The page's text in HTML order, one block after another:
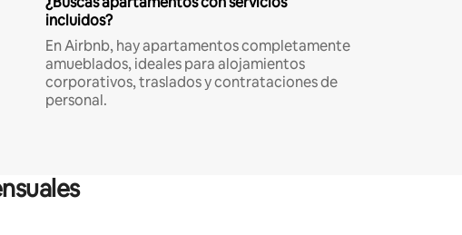
incluidos?
En Airbnb, hay apartamentos completamente
amueblados, ideales para alojamientos
corporativos, traslados y contrataciones de
personal.